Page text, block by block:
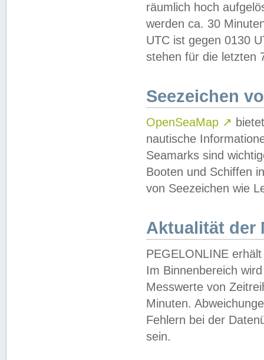
räumlich hoch
werden ca. 30
UTC ist gegen 0130
stehen für die letzten
Seezeichen
OpenSeaMap ↗
nautische
Seamarks sind
Booten und Schiffen
von Seezeichen wie
Aktualität der
PEGELONLINE
Im Binnenbereich
Messwerte von
Minuten.
Fehlern bei der
sein.